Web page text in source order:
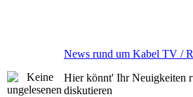
News rund um Kabel TV /
Hier könnt' Ihr Neuigkeiten
diskutieren